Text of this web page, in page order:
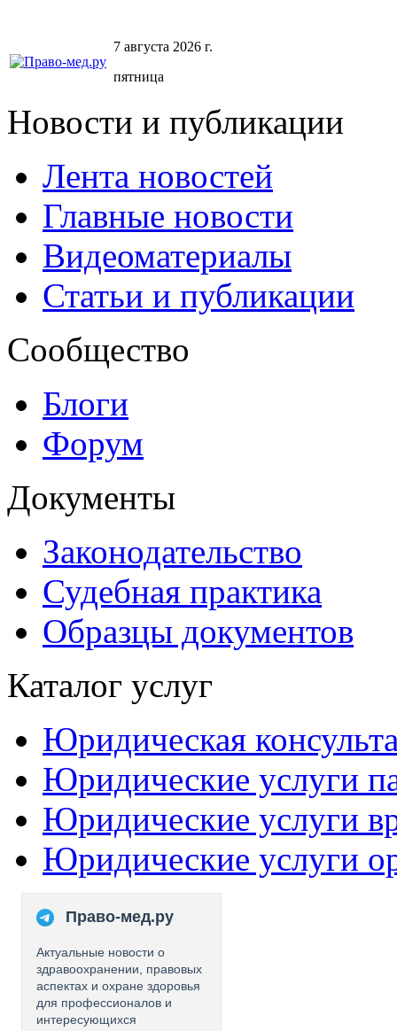
7 августа 2026 г.
пятница
Новости и публикации
Лента новостей
Главные новости
Видеоматериалы
Статьи и публикации
Сообщество
Блоги
Форум
Документы
Законодательство
Судебная практика
Образцы документов
Каталог услуг
Юридическая
Юридические услуги
Юридические услуги
Юридические услуги
Право-мед.ру
Актуальные новости о
здравоохранении, правовых
аспектах и охране здоровья
для профессионалов и
интересующихся